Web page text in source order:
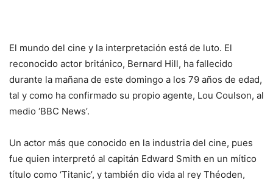
El mundo del cine y la interpretación está de luto. El
reconocido actor británico, Bernard Hill, ha fallecido
durante la mañana de este domingo a los 79 años de edad,
tal y como ha confirmado su propio agente, Lou Coulson, al
medio ‘BBC News’.
Un actor más que conocido en la industria del cine, pues
fue quien interpretó al capitán Edward Smith en un mítico
título como ‘Titanic’, y también dio vida al rey Théoden,